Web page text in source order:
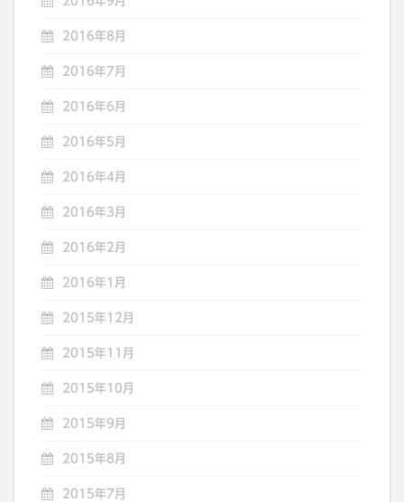
2016年8月
2016年7月
2016年6月
2016年5月
2016年4月
2016年3月
2016年2月
2016年1月
2015年12月
2015年11月
2015年10月
2015年9月
2015年8月
2015年7月